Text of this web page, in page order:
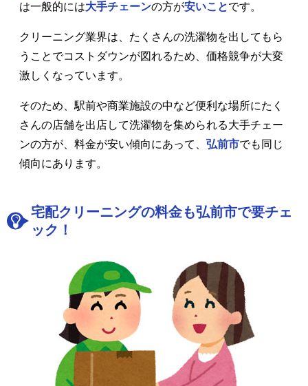
は一般的には大手チェーンの方が安いことです。
クリーニング業界は、たくさんの洗濯物を出してもら
うことでコストダウンが図れるため、価格競争が大変
激しくなっています。
そのため、駅前や商業施設の中など便利な場所にたく
さんの店舗を出店して洗濯物を集められる大手チェー
ンの方が、料金が安い傾向にあって、 弘前市でも同じ
傾向にあります。
宅配クリーニングの料金も弘前市で要チェ
ック！